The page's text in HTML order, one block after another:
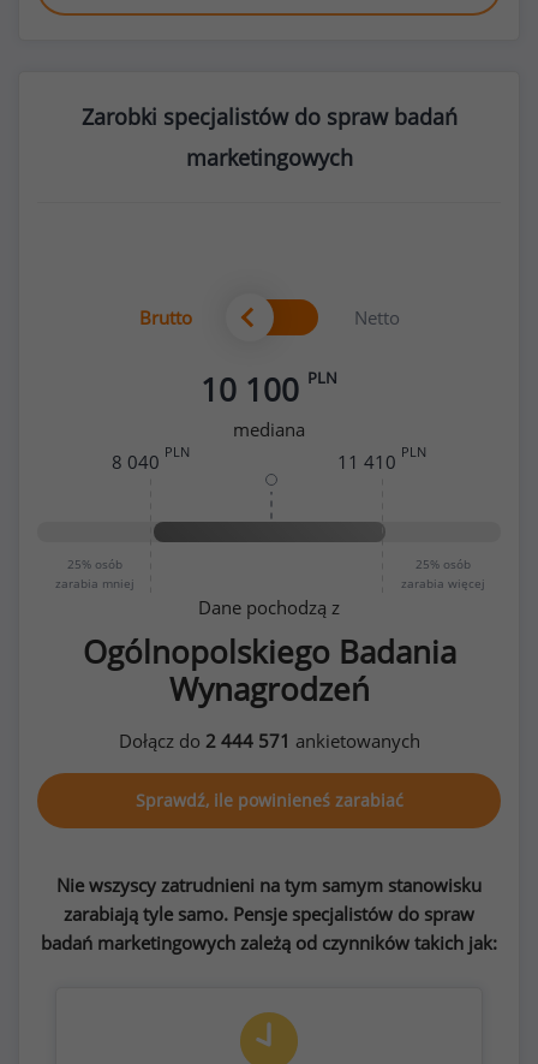
Zarobki specjalistów do spraw badań
marketingowych
Brutto Netto
10 100 PLN
mediana
25% osób
zarabia mniej
25% osób
zarabia więcej
8 040 PLN 11 410 PLN
Dane pochodzą z
Ogólnopolskiego Badania
Wynagrodzeń
Dołącz do 2 444 571 ankietowanych
Sprawdź, ile powinieneś zarabiać
Nie wszyscy zatrudnieni na tym samym stanowisku
zarabiają tyle samo. Pensje specjalistów do spraw
badań marketingowych zależą od czynników takich jak: